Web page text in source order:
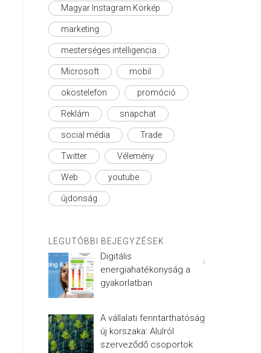
Magyar Instagram Körkép
marketing
mesterséges intelligencia
Microsoft mobil
okostelefon promóció
Reklám snapchat
social média Trade
Twitter Vélemény
Web youtube
újdonság
LEGUTÓBBI BEJEGYZÉSEK
Digitális
energiahatékonyság a
gyakorlatban
A vállalati fenntarthatóság
új korszaka: Alulról
szerveződő csoportok